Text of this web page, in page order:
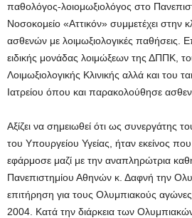
παθολόγος-λοιομωξιολόγος στο
Νοσοκομείο «Αττικόν» συμμετέχει στην
ασθενών με λοιμωξιολογικές παθήσεις.
ειδικής μονάδας λοιμώξεων της ΔΠΠΚ,
Λοιμωξιολογικής Κλινικής αλλά και του
Ιατρείου όπου και παρακολούθησε
Αξίζει να σημειωθεί ότι ως συνεργάτης
του Υπουργείου Υγείας, ήταν εκείνος
εφάρμοσε μαζί με την αναπληρώτρια
Πανεπιστημίου Αθηνών κ. Δαφνή την
επιτήρηση για τους Ολυμπιακούς
2004. Κατά την διάρκεια των